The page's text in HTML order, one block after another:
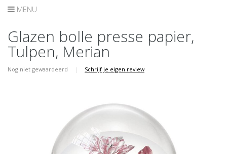
MENU
Glazen bolle presse papier,
Tulpen, Merian
Nog niet gewaardeerd | Schrijf je eigen review